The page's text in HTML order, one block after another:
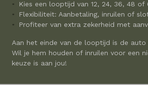
Kies een looptijd van 12, 24, 36, 48 of
Flexibiliteit: Aanbetaling, inruilen of
Profiteer van extra zekerheid met
Aan het einde van de looptijd is de auto
Wil je hem houden of inruilen voor een
keuze is aan jou!